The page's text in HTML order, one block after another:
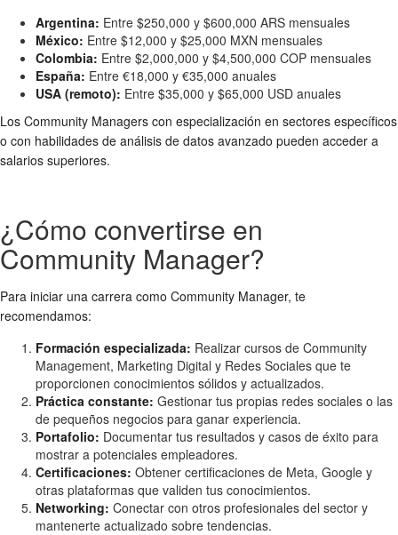
Argentina: Entre $250,000 y $600,000 ARS mensuales
México: Entre $12,000 y $25,000 MXN mensuales
Colombia: Entre $2,000,000 y $4,500,000 COP mensuales
España: Entre €18,000 y €35,000 anuales
USA (remoto): Entre $35,000 y $65,000 USD anuales
Los Community Managers con especialización en sectores específicos
o con habilidades de análisis de datos avanzado pueden acceder a
salarios superiores.
¿Cómo convertirse en
Community Manager?
Para iniciar una carrera como Community Manager, te
recomendamos:
Formación especializada: Realizar cursos de Community
Management, Marketing Digital y Redes Sociales que te
proporcionen conocimientos sólidos y actualizados.
Práctica constante: Gestionar tus propias redes sociales o las
de pequeños negocios para ganar experiencia.
Portafolio: Documentar tus resultados y casos de éxito para
mostrar a potenciales empleadores.
Certificaciones: Obtener certificaciones de Meta, Google y
otras plataformas que validen tus conocimientos.
Networking: Conectar con otros profesionales del sector y
mantenerte actualizado sobre tendencias.